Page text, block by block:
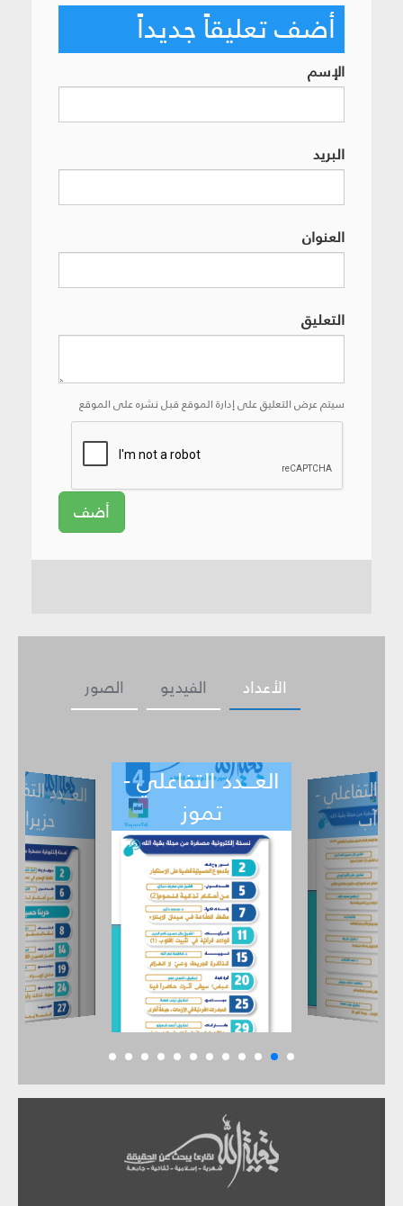
أضف تعليقاً جديداً
الإسم
البريد
العنوان
التعليق
سيتم عرض التعليق على إدارة الموقع قبل نشره على الموقع
أضف
الصور الفيديو الأعداد
التفاعلي -
تموز
العـــدد التفاعلي -
حزيران
العـــدد
ي
أيار